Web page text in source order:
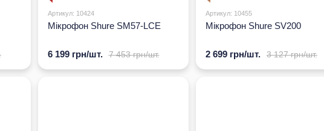
Артикул: 10424
Мікрофон Shure SM57-LCE
7 453 грн/шт.
6 199 грн/шт.
Артикул: 10455
Мікрофон Shure SV200
3 127 грн/шт.
2 699 грн/шт.